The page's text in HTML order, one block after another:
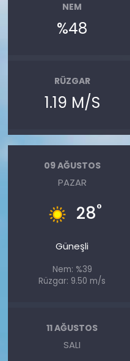
NEM
%48
RÜZGAR
1.19 M/S
09 AĞUSTOS
PAZAR
28°
Güneşli
Nem: %39
Rüzgar: 9.50 m/s
11 AĞUSTOS
SALI